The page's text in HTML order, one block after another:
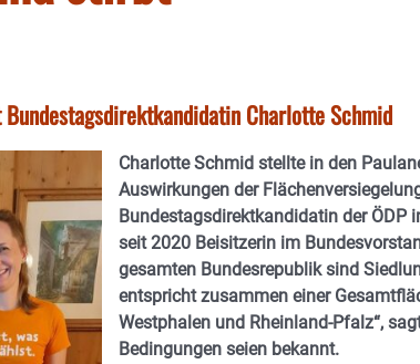
Charlotte Schmid
Charlotte Schmid stellte in den
Auswirkungen der
Bundestagsdirektkandidatin der ÖDP
seit 2020 Beisitzerin im
gesamten Bundesrepublik sind
entspricht zusammen einer
Westphalen und Rheinland-Pfalz“,
Bedingungen seien bekannt.